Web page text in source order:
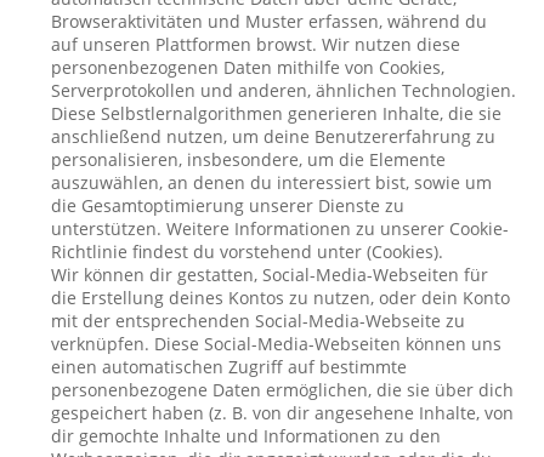
Browseraktivitäten und Muster erfassen, während du
auf unseren Plattformen browst. Wir nutzen diese
personenbezogenen Daten mithilfe von Cookies,
Serverprotokollen und anderen, ähnlichen Technologien.
Diese Selbstlernalgorithmen generieren Inhalte, die sie
anschließend nutzen, um deine Benutzererfahrung zu
personalisieren, insbesondere, um die Elemente
auszuwählen, an denen du interessiert bist, sowie um
die Gesamtoptimierung unserer Dienste zu
unterstützen. Weitere Informationen zu unserer Cookie-
Richtlinie findest du vorstehend unter (Cookies).
Wir können dir gestatten, Social-Media-Webseiten für
die Erstellung deines Kontos zu nutzen, oder dein Konto
mit der entsprechenden Social-Media-Webseite zu
verknüpfen. Diese Social-Media-Webseiten können uns
einen automatischen Zugriff auf bestimmte
personenbezogene Daten ermöglichen, die sie über dich
gespeichert haben (z. B. von dir angesehene Inhalte, von
dir gemochte Inhalte und Informationen zu den